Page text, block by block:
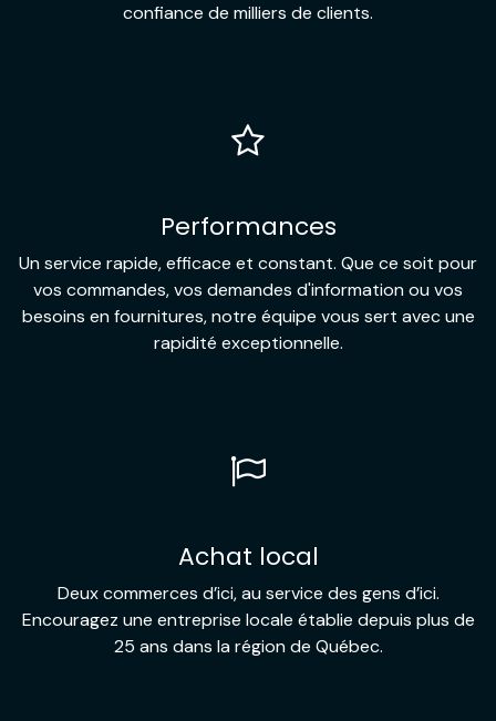
confiance de milliers de clients.
Performances
Un service rapide, efficace et constant. Que ce soit pour
vos commandes, vos demandes d'information ou vos
besoins en fournitures, notre équipe vous sert avec une
rapidité exceptionnelle.
Achat local
Deux commerces d’ici, au service des gens d’ici.
Encouragez une entreprise locale établie depuis plus de
25 ans dans la région de Québec.